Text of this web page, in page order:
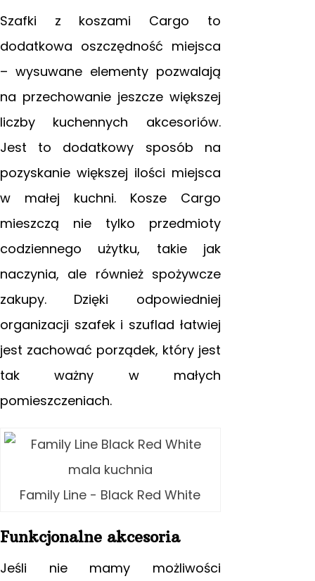
Szafki z koszami Cargo to
dodatkowa oszczędność miejsca
– wysuwane elementy pozwalają
na przechowanie jeszcze większej
liczby kuchennych akcesoriów.
Jest to dodatkowy sposób na
pozyskanie większej ilości miejsca
w małej kuchni. Kosze Cargo
mieszczą nie tylko przedmioty
codziennego użytku, takie jak
naczynia, ale również spożywcze
zakupy. Dzięki odpowiedniej
organizacji szafek i szuflad łatwiej
jest zachować porządek, który jest
tak ważny w małych
pomieszczeniach.
Family Line - Black Red White
Funkcjonalne akcesoria
Jeśli nie mamy możliwości